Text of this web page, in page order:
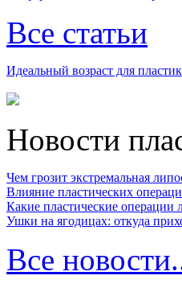
Все статьи
Идеальный возраст для
Новости
Чем грозит экстремальная
Влияние пластических
Какие пластические операции
Ушки на ягодицах: откуда
Все